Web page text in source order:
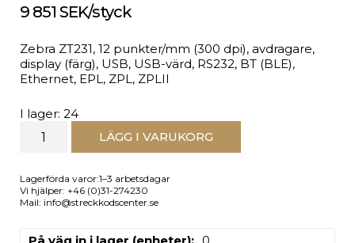
9 851 SEK/styck
Zebra ZT231, 12 punkter/mm (300 dpi), avdragare,
display (färg), USB, USB-värd, RS232, BT (BLE),
Ethernet, EPL, ZPL, ZPLII
I lager: 24
LÄGG I VARUKORG
Lagerförda varor:1–3 arbetsdagar
Vi hjälper: +46 (0)31-274230
Mail: info@streckkodscenter.se